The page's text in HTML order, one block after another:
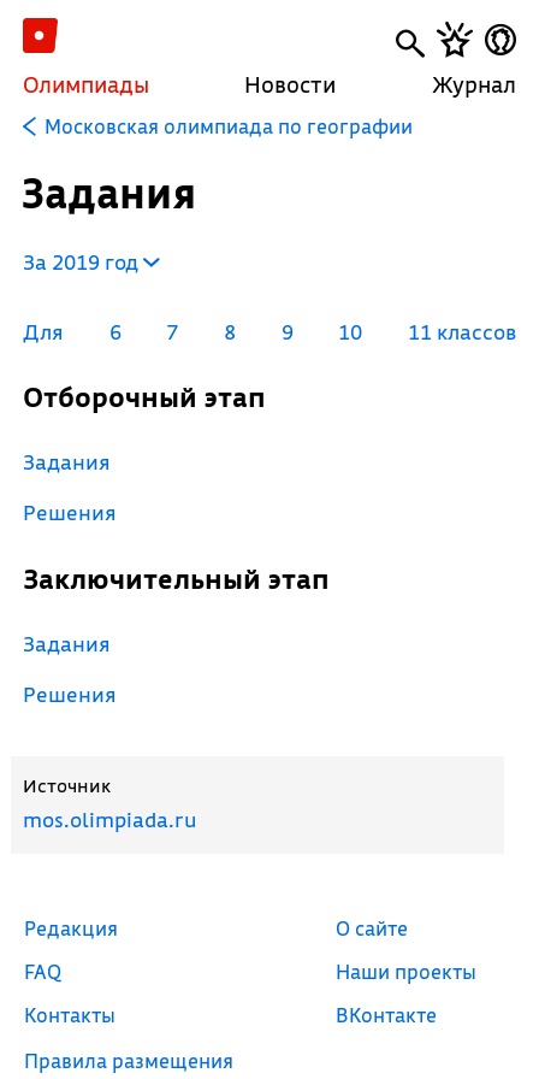
Олимпиады Новости Журнал
Московская олимпиада по географии
Задания
За 2019 год
Для 6 7 8 9 10 11 классов
Отборочный этап
Задания
Решения
Заключительный этап
Задания
Решения
Источник
mos.olimpiada.ru
Редакция
FAQ
Контакты
Правила размещения
О сайте
Наши проекты
ВКонтакте